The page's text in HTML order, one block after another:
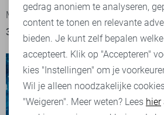
Malelions Blouse
35,00
69,99
25,00
Marketing cookies
gedrag anoniem te analyseren,
content te tonen en relevante
bieden. Je kunt zelf bepalen
accepteert. Klik op "Accepteren"
kies "Instellingen" om je
Wil je alleen noodzakelijke
"Weigeren". Meer weten? Lees hier